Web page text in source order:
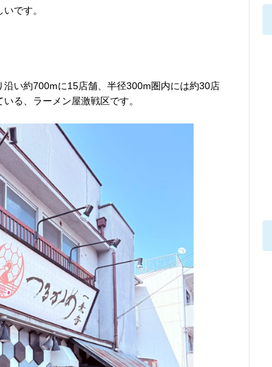
です。
い約700mに15店舗、半径300m圏内には約30店
る、ラーメン屋激戦区です。